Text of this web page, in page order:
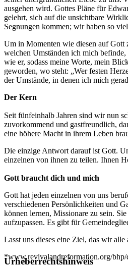
ausgehen wird. Gottes Pläne für
gelehrt, sich auf die unsichtbare
Segnungen kommen; wir haben so
Um in Momenten wie diesen auf Gott
welchen Umständen ich mich
wie er, sodass meine Worte, mein
geworden, wo steht: „Wer festen
der Umstände, in denen ich mich
Der Kern
Seit fünfeinhalb Jahren sind wir nun
zuvorkommend und gastfreundlich,
eine höhere Macht in ihrem Leben
Die einzige Antwort darauf ist Gott.
einzelnen von ihnen zu teilen. Ihnen
Gott braucht dich und mich
Gott hat jeden einzelnen von uns
verschiedenen Persönlichkeiten und
können lernen, Missionare zu sein.
aufzupassen. Es gibt für
Lasst uns dieses eine Ziel, das wir
*www.revivalandreformation.org/bhp/
Urheberrechtshinweis